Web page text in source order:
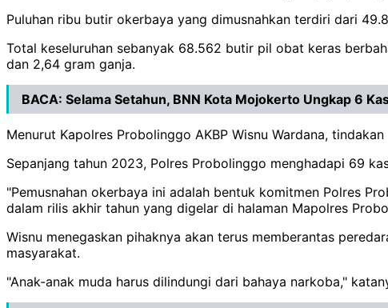
Puluhan ribu butir okerbaya yang dimusnahkan terdiri dari
Total keseluruhan sebanyak 68.562 butir pil obat keras
dan 2,64 gram ganja.
BACA: Selama Setahun, BNN Kota Mojokerto Ungkap 6
Menurut Kapolres Probolinggo AKBP Wisnu Wardana,
Sepanjang tahun 2023, Polres Probolinggo menghadapi 69
"Pemusnahan okerbaya ini adalah bentuk komitmen Polres
dalam rilis akhir tahun yang digelar di halaman Mapolres
Wisnu menegaskan pihaknya akan terus memberantas
masyarakat.
"Anak-anak muda harus dilindungi dari bahaya narkoba,"